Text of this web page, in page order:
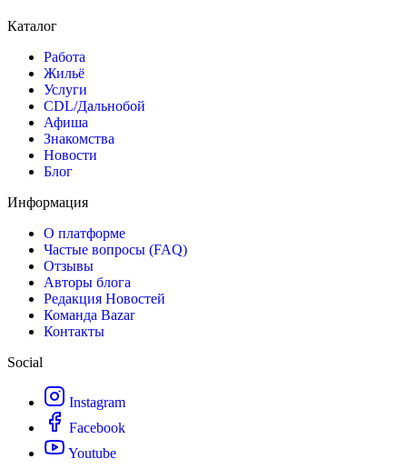
Каталог
Работа
Жильё
Услуги
CDL/Дальнобой
Афиша
Знакомства
Новости
Блог
Информация
О платформе
Частые вопросы (FAQ)
Отзывы
Авторы блога
Редакция Новостей
Команда Bazar
Контакты
Social
Instagram
Facebook
Youtube